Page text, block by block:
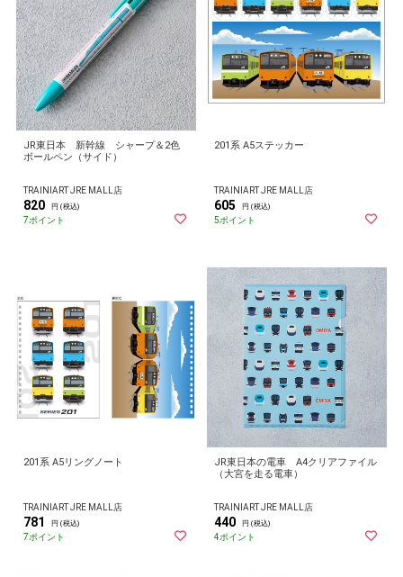
JR東日本 新幹線 シャープ＆2色
ボールペン（サイド）
TRAINIART JRE MALL店
820 円 (税込)
7ポイント
201系 A5ステッカー
TRAINIART JRE MALL店
605 円 (税込)
5ポイント
201系 A5リングノート
TRAINIART JRE MALL店
781 円 (税込)
7ポイント
JR東日本の電車 A4クリアファイル
（大宮を走る電車）
TRAINIART JRE MALL店
440 円 (税込)
4ポイント